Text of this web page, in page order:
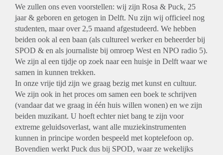
We zullen ons even voorstellen: wij zijn Rosa & Puck, 25
jaar & geboren en getogen in Delft. Nu zijn wij officieel nog
studenten, maar over 2,5 maand afgestudeerd. We hebben
beiden ook al een baan (als cultureel werker en beheerder bij
SPOD & en als journaliste bij omroep West en NPO radio 5).
We zijn al een tijdje op zoek naar een huisje in Delft waar we
samen in kunnen trekken.
In onze vrije tijd zijn we graag bezig met kunst en cultuur.
We zijn ook in het proces om samen een boek te schrijven
(vandaar dat we graag in één huis willen wonen) en we zijn
beiden muzikant. U hoeft echter niet bang te zijn voor
extreme geluidsoverlast, want alle muziekinstrumenten
kunnen in principe worden bespeeld met koptelefoon op.
Bovendien werkt Puck dus bij SPOD, waar ze wekelijks